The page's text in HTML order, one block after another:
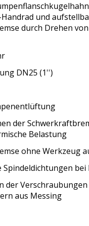
und
durch Drehen von
DN25 (1'')
der
Belastung
ohne Werkzeug
Spindeldichtungen bei
der
aus Messing